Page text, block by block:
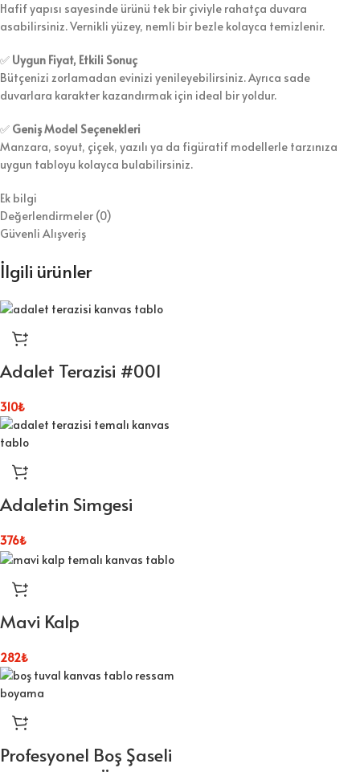
Hafif yapısı sayesinde ürünü tek bir çiviyle rahatça duvara
asabilirsiniz. Vernikli yüzey, nemli bir bezle kolayca temizlenir.
✅ Uygun Fiyat, Etkili Sonuç
Bütçenizi zorlamadan evinizi yenileyebilirsiniz. Ayrıca sade
duvarlara karakter kazandırmak için ideal bir yoldur.
✅ Geniş Model Seçenekleri
Manzara, soyut, çiçek, yazılı ya da figüratif modellerle tarzınıza
uygun tabloyu kolayca bulabilirsiniz.
Ek bilgi
Değerlendirmeler (0)
Güvenli Alışveriş
İlgili ürünler
Adalet Terazisi #001
310₺
Adaletin Simgesi
376₺
Mavi Kalp
282₺
Profesyonel Boş Şaseli